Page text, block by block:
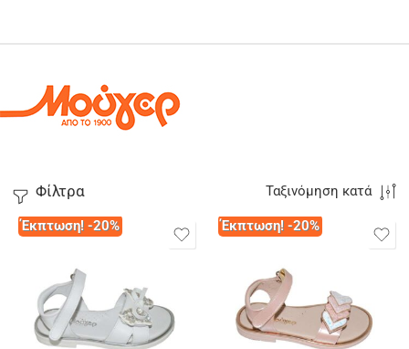
Φίλτρα Ταξινόμηση κατά
Έκπτωση! -20% Έκπτωση! -20%